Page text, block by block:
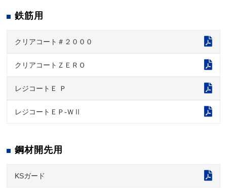
鉄筋用
クリアコート＃２０００
クリアコートＺＥＲＯ
レジコートＥ Ｐ
レジコートＥＰ-ＷⅡ
鋼材開先用
KSガード